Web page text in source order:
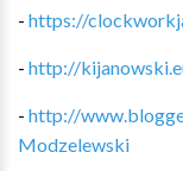
- https://
- http://
- http://
Modzelewski